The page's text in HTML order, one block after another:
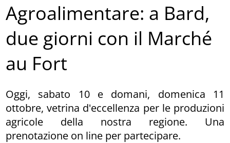
Agroalimentare: a Bard,
due giorni con il Marché
au Fort
Oggi, sabato 10 e domani, domenica 11
ottobre, vetrina d'eccellenza per le produzioni
agricole della nostra regione. Una
prenotazione on line per partecipare.